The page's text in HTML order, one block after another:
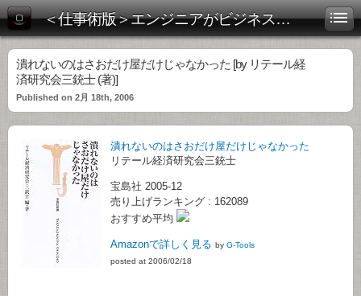
＜仕事術版＞エンジニアがビジネス書を斬る！
潰れないのはさおだけ屋だけじゃなかった [by リテール経
済研究会三銃士 (著)]
Published on 2月 18th, 2006
潰れないのはさおだけ屋だけじゃなかった
リテール経済研究会三銃士
宝島社 2005-12
売り上げランキング : 162089
おすすめ平均
Amazonで詳しく見る by G-Tools
posted at 2006/02/18